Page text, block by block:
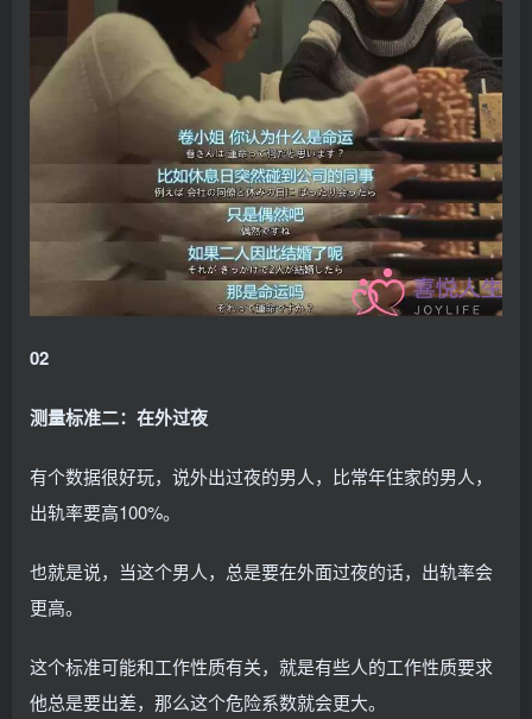
02
测量标准二：在外过夜
有个数据很好玩，说外出过夜的男人，比常年住家的男人，
出轨率要高100%。
也就是说，当这个男人，总是要在外面过夜的话，出轨率会
更高。
这个标准可能和工作性质有关，就是有些人的工作性质要求
他总是要出差，那么这个危险系数就会更大。